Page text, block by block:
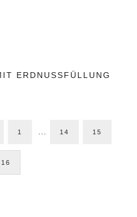
ERDNUSSFÜLLUNG
SEITE
1
Zwischenseiten
SEITE
14 SEITE
15
SEITE
16